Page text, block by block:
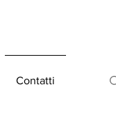
Contatti